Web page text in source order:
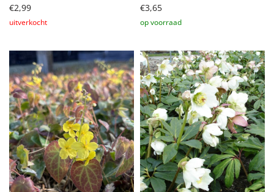
€2,99 €3,65